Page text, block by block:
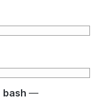
bash —